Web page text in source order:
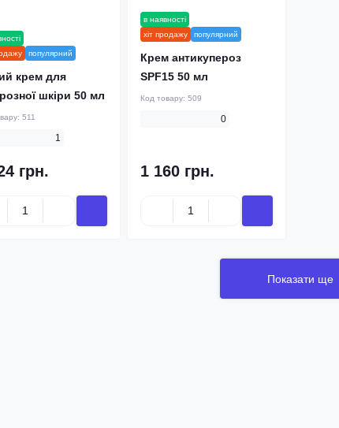
популярний
крем для
шкіри 50 мл
511
1
грн.
в наявності
хіт продажу
популярний
Крем антикупероз
SPF15 50 мл
Код товару: 509
0
1 160 грн.
Показати ще